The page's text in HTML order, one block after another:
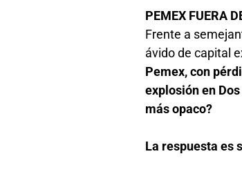
PEMEX FUERA
Frente a
ávido de capital
Pemex, con
explosión en
más opaco?
La respuesta es